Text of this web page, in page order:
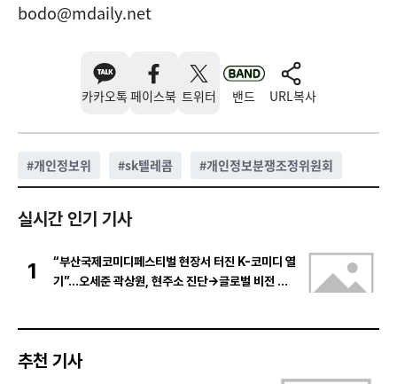
bodo@mdaily.net
카카오톡 페이스북 트위터 밴드 URL복사
#개인정보위 #sk텔레콤 #개인정보분쟁조정위원회
실시간 인기 기사
1
“부산국제코미디페스티벌 현장서 터진 K-코미디 열
기”…오세준 곽상원, 현주소 진단→글로벌 비전 제
추천 기사